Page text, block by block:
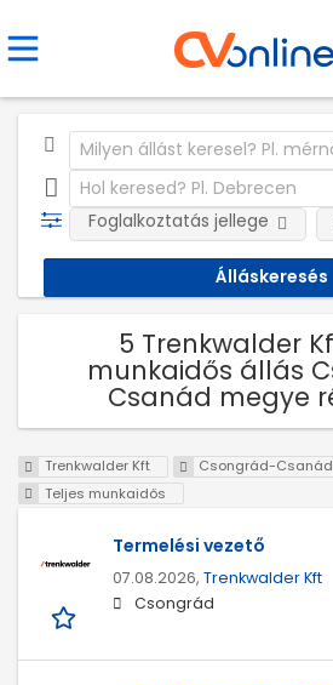
Foglalkoztatás jellege
5 Trenkwalder
munkaidős állás
Csanád megye
Trenkwalder Kft
Csongrád-
Teljes munkaidős
Termelési vezető
07.08.2026, Trenkwalder Kft
Csongrád